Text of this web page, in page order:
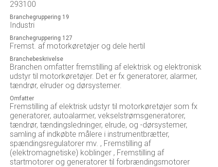
293100
Branchegruppering 19
Industri
Branchegruppering 127
Fremst. af motorkøretøjer og dele hertil
Branchebeskrivelse
Branchen omfatter fremstilling af elektrisk og elektronisk
udstyr til motorkøretøjer. Det er fx generatorer, alarmer,
tændrør, elruder og dørsystemer.
Omfatter
Fremstilling af elektrisk udstyr til motorkøretøjer som fx
generatorer, autoalarmer, vekselstrømsgeneratorer,
tændrør, tændingsledninger, elrude, og -dørsystemer,
samling af indkøbte målere i instrumentbrætter,
spændingsregulatorer mv. , Fremstilling af
(elektromagnetiske) koblinger , Fremstilling af
startmotorer og generatorer til forbrændingsmotorer